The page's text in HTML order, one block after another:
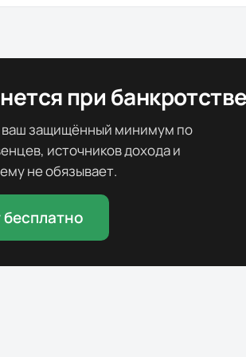
при
ваш защищённый минимум по
источников дохода и
не обязывает.